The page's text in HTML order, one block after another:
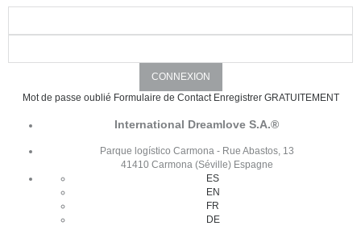
Mot de passe oublié Formulaire de Contact Enregistrer GRATUITEMENT
International Dreamlove S.A.®
Parque logístico Carmona - Rue Abastos, 13
41410 Carmona (Séville) Espagne
ES
EN
FR
DE